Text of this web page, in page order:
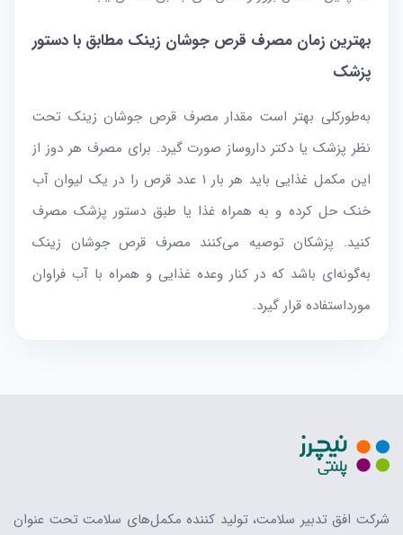
بهترین زمان مصرف قرص جوشان زینک مطابق با دستور
پزشک
به‌طور‌کلی بهتر است مقدار مصرف قرص جوشان زینک تحت
نظر پزشک یا دکتر داروساز صورت گیرد. برای مصرف هر دوز از
این مکمل غذایی باید هر بار ۱ عدد قرص را در یک لیوان آب
خنک حل کرده و به همراه غذا یا طبق دستور پزشک مصرف
کنید. پزشکان توصیه می‌کنند مصرف قرص جوشان زینک
به‌گونه‌ای باشد که در کنار وعده غذایی و همراه با آب فراوان
مورد‌استفاده قرار گیرد.
شرکت افق تدبیر سلامت، تولید کننده مکمل‌های سلامت تحت عنوان